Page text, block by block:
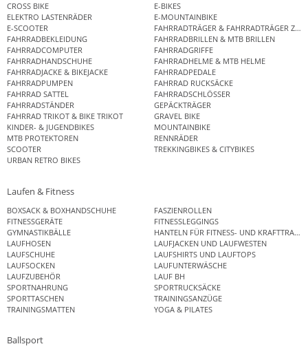
CROSS BIKE
E-BIKES
ELEKTRO LASTENRÄDER
E-MOUNTAINBIKE
E-SCOOTER
FAHRRADTRÄGER & FAHRRADTRÄGER
FAHRRADBEKLEIDUNG
FAHRRADBRILLEN & MTB BRILLEN
FAHRRADCOMPUTER
FAHRRADGRIFFE
FAHRRADHANDSCHUHE
FAHRRADHELME & MTB HELME
FAHRRADJACKE & BIKEJACKE
FAHRRADPEDALE
FAHRRADPUMPEN
FAHRRAD RUCKSÄCKE
FAHRRAD SATTEL
FAHRRADSCHLÖSSER
FAHRRADSTÄNDER
GEPÄCKTRÄGER
FAHRRAD TRIKOT & BIKE TRIKOT
GRAVEL BIKE
KINDER- & JUGENDBIKES
MOUNTAINBIKE
MTB PROTEKTOREN
RENNRÄDER
SCOOTER
TREKKINGBIKES & CITYBIKES
URBAN RETRO BIKES
Laufen & Fitness
BOXSACK & BOXHANDSCHUHE
FASZIENROLLEN
FITNESSGERÄTE
FITNESSLEGGINGS
GYMNASTIKBÄLLE
HANTELN FÜR FITNESS- UND
LAUFHOSEN
LAUFJACKEN UND LAUFWESTEN
LAUFSCHUHE
LAUFSHIRTS UND LAUFTOPS
LAUFSOCKEN
LAUFUNTERWÄSCHE
LAUFZUBEHÖR
LAUF BH
SPORTNAHRUNG
SPORTRUCKSÄCKE
SPORTTASCHEN
TRAININGSANZÜGE
TRAININGSMATTEN
YOGA & PILATES
Ballsport